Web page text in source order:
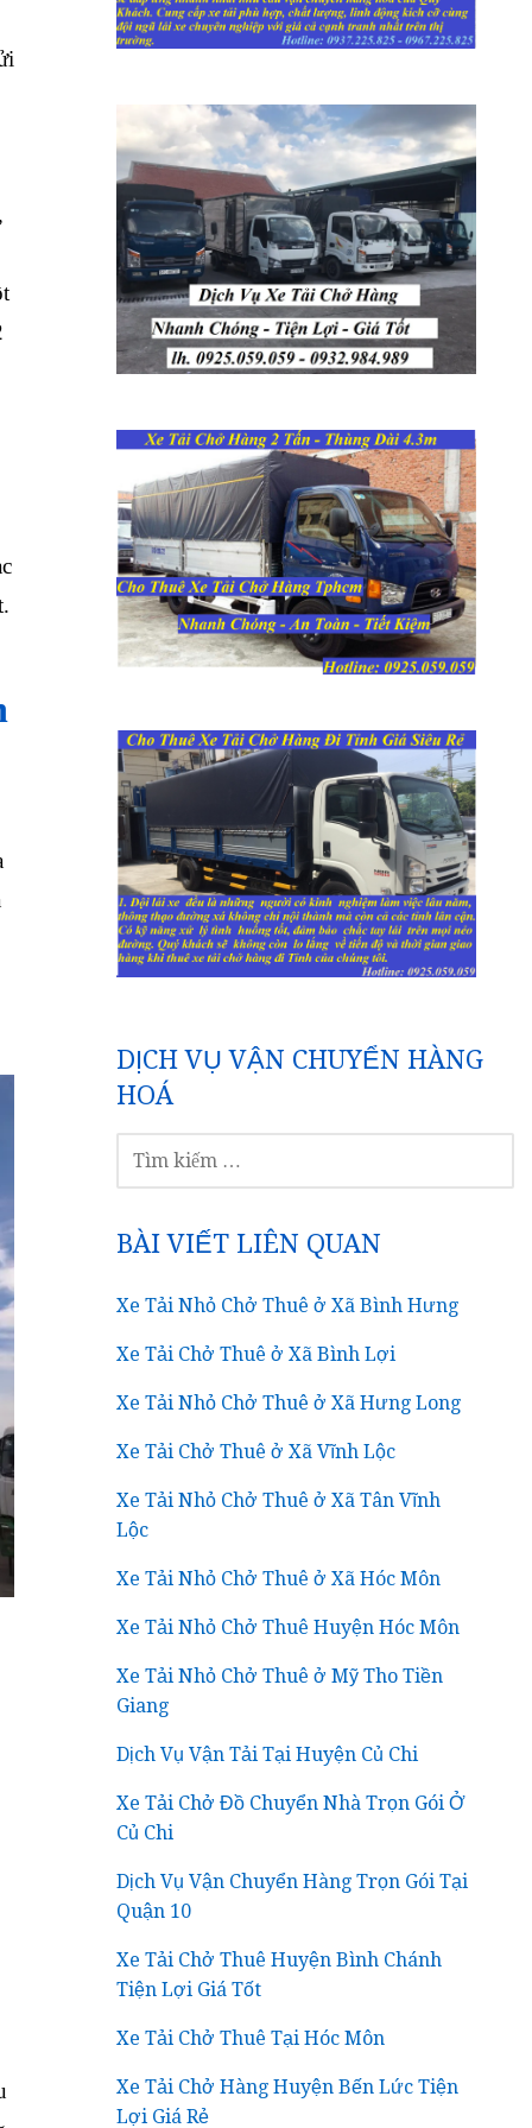
DỊCH VỤ VẬN CHUYỂN HÀNG
HOÁ
KIẾM
BÀI VIẾT LIÊN QUAN
Xe Tải Nhỏ Chở Thuê ở Xã Bình Hưng
Xe Tải Chở Thuê ở Xã Bình Lợi
Xe Tải Nhỏ Chở Thuê ở Xã Hưng Long
Xe Tải Chở Thuê ở Xã Vĩnh Lộc
Xe Tải Nhỏ Chở Thuê ở Xã Tân Vĩnh
Lộc
Xe Tải Nhỏ Chở Thuê ở Xã Hóc Môn
Xe Tải Nhỏ Chở Thuê Huyện Hóc Môn
Xe Tải Nhỏ Chở Thuê ở Mỹ Tho Tiền
Giang
Dịch Vụ Vận Tải Tại Huyện Củ Chi
Xe Tải Chở Đồ Chuyển Nhà Trọn Gói Ở
Củ Chi
Dịch Vụ Vận Chuyển Hàng Trọn Gói Tại
Quận 10
Xe Tải Chở Thuê Huyện Bình Chánh
Tiện Lợi Giá Tốt
Xe Tải Chở Thuê Tại Hóc Môn
Xe Tải Chở Hàng Huyện Bến Lức Tiện
Lợi Giá Rẻ